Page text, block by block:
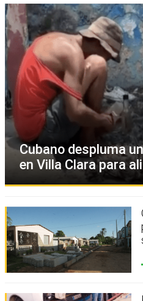
Cubano despluma
en Villa Clara para